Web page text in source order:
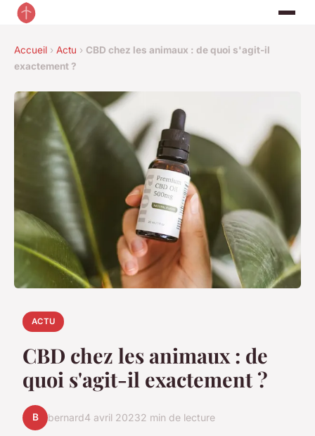
Accueil › Actu › CBD chez les animaux : de quoi s'agit-il
exactement ?
ACTU
CBD chez les animaux : de
quoi s'agit-il exactement ?
B bernard4 avril 20232 min de lecture